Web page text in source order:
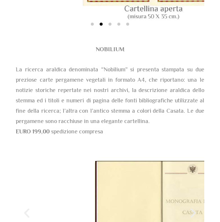
NOBILIUM
La ricerca araldica denominata “Nobilium” si presenta stampata su due
preziose carte pergamene vegetali in formato A4, che riportano: una le
notizie storiche repertate nei nostri archivi, la descrizione araldica dello
stemma ed i titoli e numeri di pagina delle fonti bibliografiche utilizzate al
fine della ricerca; l’altra con l’antico stemma a colori della Casata. Le due
pergamene sono racchiuse in una elegante cartellina.
EURO 199,00 spedizione compresa